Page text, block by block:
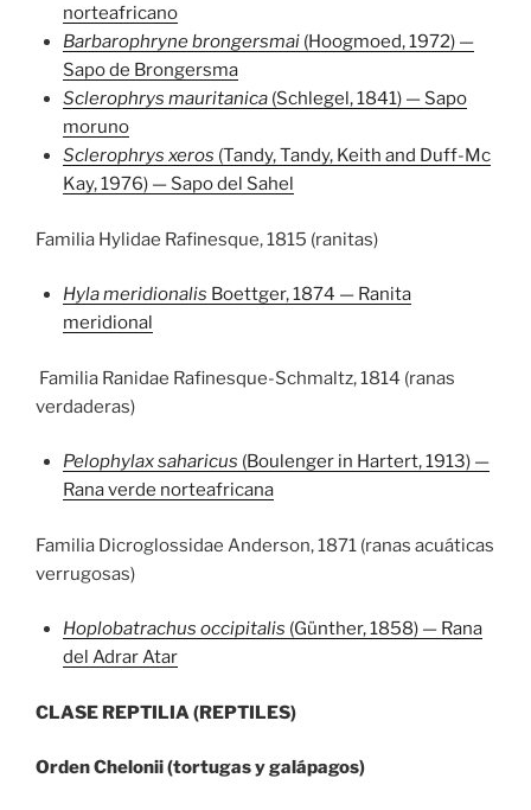
norteafricano
Barbarophryne brongersmai(Hoogmoed, 1972) —
Sapo de Brongersma
Sclerophrys mauritanica (Schlegel, 1841) — Sapo
moruno
Sclerophrys xeros (Tandy, Tandy, Keith and Duff-Mc
Kay, 1976) — Sapo del Sahel
Familia Hylidae Rafinesque, 1815 (ranitas)
Hyla meridionalis Boettger, 1874 — Ranita
meridional
Familia Ranidae Rafinesque-Schmaltz, 1814 (ranas
verdaderas)
Pelophylax saharicus (Boulenger in Hartert, 1913) —
Rana verde norteafricana
Familia Dicroglossidae Anderson, 1871 (ranas acuáticas
verrugosas)
Hoplobatrachus occipitalis (Günther, 1858) — Rana
del Adrar Atar
CLASE REPTILIA (REPTILES)
Orden Chelonii (tortugas y galápagos)